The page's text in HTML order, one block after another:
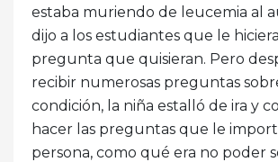
estaba muriendo de leucemia al
dijo a los estudiantes que le
pregunta que quisieran. Pero
recibir numerosas preguntas
condición, la niña estalló de ira y
hacer las preguntas que le
persona, como qué era no poder